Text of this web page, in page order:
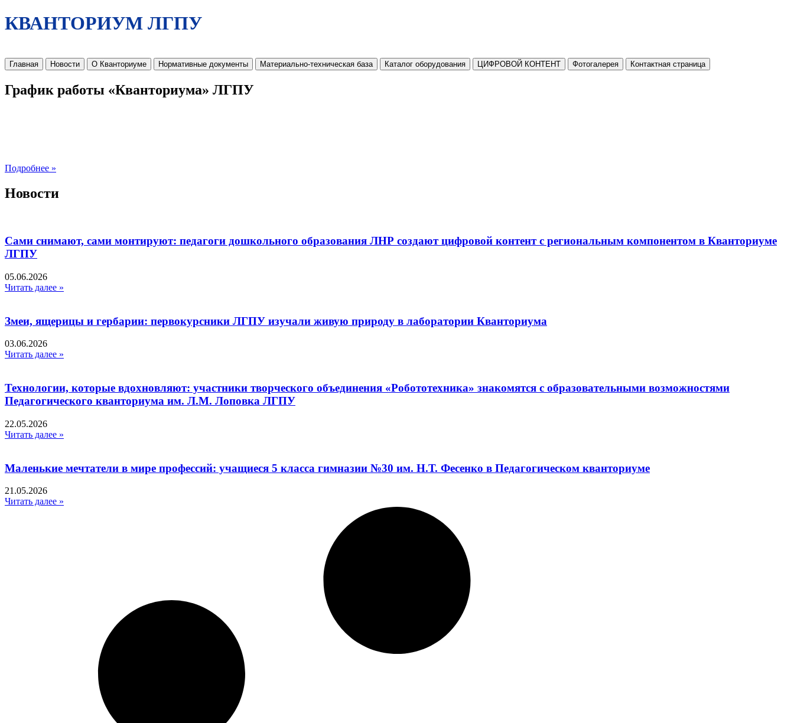
КВАНТОРИУМ ЛГПУ
Главная Новости О Кванториуме Нормативные документы Материально-техническая база Каталог оборудования ЦИФРОВОЙ КОНТЕНТ Фотогалерея Контактная страница
График работы «Кванториума» ЛГПУ
Подробнее »
Новости
Сами снимают, сами монтируют: педагоги дошкольного образования ЛНР создают цифровой контент с региональным компонентом в Кванториуме
ЛГПУ​
05.06.2026
Читать далее »
Змеи, ящерицы и гербарии: первокурсники ЛГПУ изучали живую природу в лаборатории Кванториума
03.06.2026
Читать далее »
Технологии, которые вдохновляют: участники творческого объединения «Робототехника» знакомятся с образовательными возможностями
Педагогического кванториума им. Л.М. Лоповка ЛГПУ
22.05.2026
Читать далее »
Маленькие мечтатели в мире профессий: учащиеся 5 класса гимназии №30 им. Н.Т. Фесенко в Педагогическом кванториуме
21.05.2026
Читать далее »